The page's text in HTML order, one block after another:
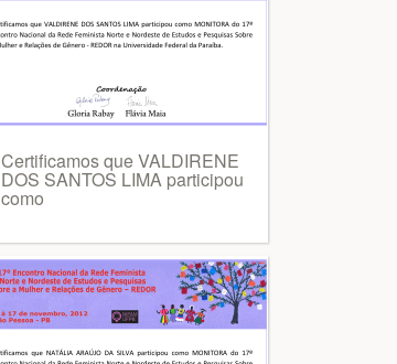
Certificamos que VALDIRENE
DOS SANTOS LIMA participou
como